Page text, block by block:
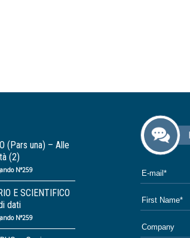
(Pars una) – Alle
(2)
N°259
E SCIENTIFICO
dati
N°259